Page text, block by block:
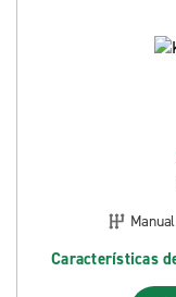
Manual
Características